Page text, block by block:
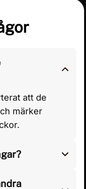
att de
märker
reaktioner